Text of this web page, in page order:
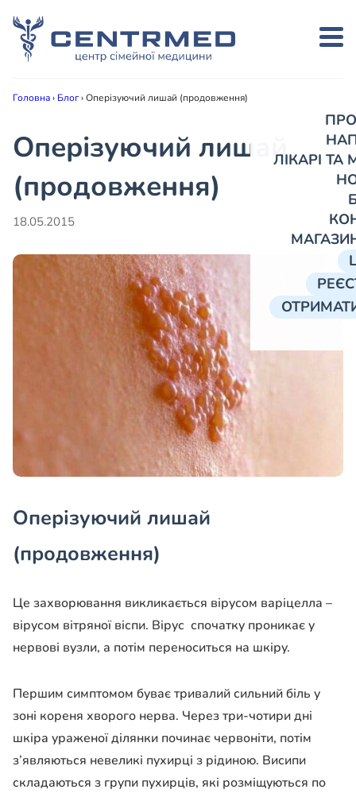
ЛІКАРІ
Головна› Блог›Оперізуючий лишай (продовження)
Оперізуючий лишай
(продовження)
18.05.2015
Оперізуючий лишай
(продовження)
Це захворювання викликається вірусом варіцелла –
вірусом вітряної віспи. Вірус спочатку проникає у
нервові вузли, а потім переноситься на шкіру.
Першим симптомом буває тривалий сильний біль у
зоні кореня хворого нерва. Через три-чотири дні
шкіра ураженої ділянки починає червоніти, потім
з’являються невеликі пухирці з рідиною. Висипи
складаються з групи пухирців, які розміщуються по